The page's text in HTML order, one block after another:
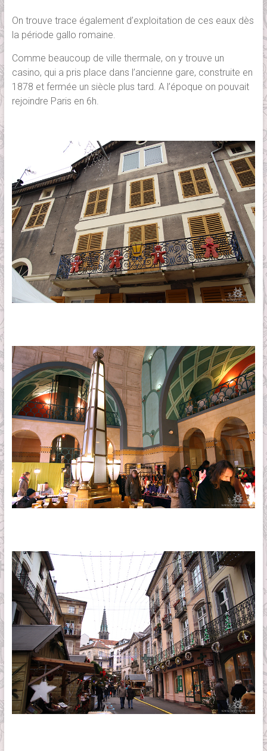
On trouve trace également d’exploitation de ces eaux dès
la période gallo romaine.
Comme beaucoup de ville thermale, on y trouve un
casino, qui a pris place dans l’ancienne gare, construite en
1878 et fermée un siècle plus tard. A l’époque on pouvait
rejoindre Paris en 6h.